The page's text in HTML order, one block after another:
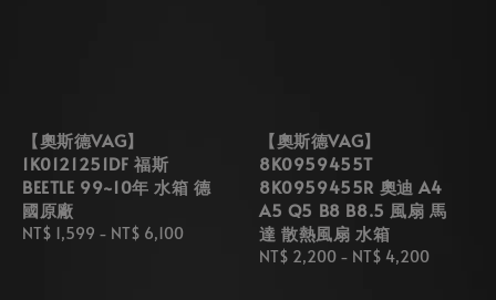
【奧斯德VAG】
1K0121251DF 福斯
BEETLE 99~10年 水箱 德
國原廠
Regular
NT$ 1,599 - NT$ 6,100
【奧斯德VAG】
8K0959455T
8K0959455R 奧迪 A4
A5 Q5 B8 B8.5 風扇 馬
達 散熱風扇 水箱
Regular
NT$ 2,200 - NT$ 4,200